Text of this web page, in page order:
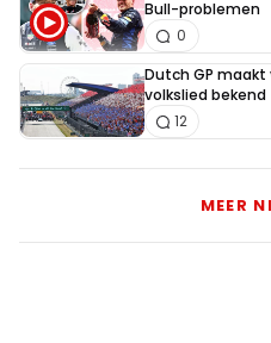
Bull-problemen
0
Dutch GP
volkslied bekend
12
MEER